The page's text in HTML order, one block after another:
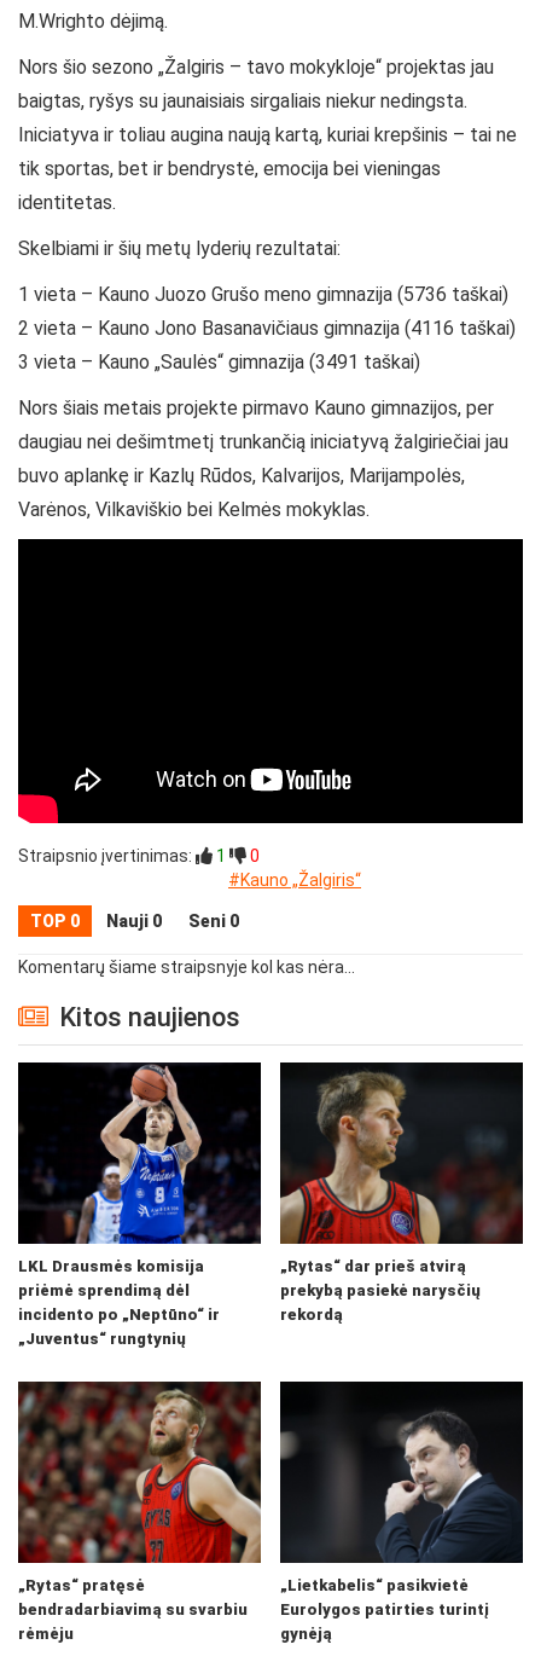
M.Wrighto dėjimą.
Nors šio sezono „Žalgiris – tavo mokykloje“ projektas jau
baigtas, ryšys su jaunaisiais sirgaliais niekur nedingsta.
Iniciatyva ir toliau augina naują kartą, kuriai krepšinis – tai ne
tik sportas, bet ir bendrystė, emocija bei vieningas
identitetas.
Skelbiami ir šių metų lyderių rezultatai:
1 vieta – Kauno Juozo Grušo meno gimnazija (5736 taškai)
2 vieta – Kauno Jono Basanavičiaus gimnazija (4116 taškai)
3 vieta – Kauno „Saulės“ gimnazija (3491 taškai)
Nors šiais metais projekte pirmavo Kauno gimnazijos, per
daugiau nei dešimtmetį trunkančią iniciatyvą žalgiriečiai jau
buvo aplankę ir Kazlų Rūdos, Kalvarijos, Marijampolės,
Varėnos, Vilkaviškio bei Kelmės mokyklas.
Straipsnio įvertinimas: 1
0
#Kauno „Žalgiris“
TOP 0 Nauji 0 Seni 0
Komentarų šiame straipsnyje kol kas nėra...
Kitos naujienos
LKL Drausmės komisija
priėmė sprendimą dėl
incidento po „Neptūno“ ir
„Juventus“ rungtynių
„Rytas“ dar prieš atvirą
prekybą pasiekė narysčių
rekordą
„Rytas“ pratęsė
bendradarbiavimą su svarbiu
rėmėju
„Lietkabelis“ pasikvietė
Eurolygos patirties turintį
gynėją